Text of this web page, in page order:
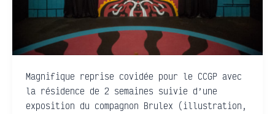
Magnifique reprise covidée pour le CCGP avec
la résidence de 2 semaines suivie d’une
exposition du compagnon Brulex (illustration,